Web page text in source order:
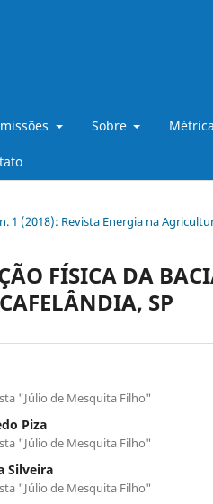
Sobre
1 (2018): Revista Energia na
FÍSICA DA
SP
"Júlio de Mesquita Filho"
Piza
"Júlio de Mesquita Filho"
Silveira
"Júlio de Mesquita Filho"